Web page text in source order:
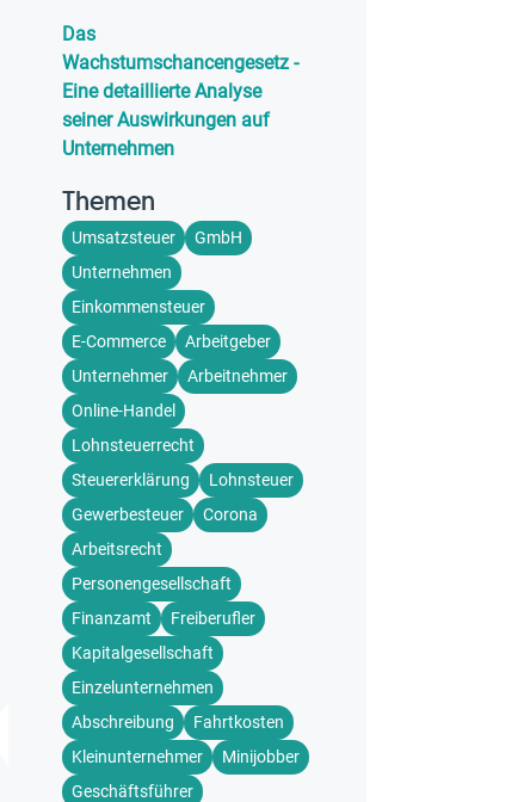
Das
Wachstumschancengesetz -
Eine detaillierte Analyse
seiner Auswirkungen auf
Unternehmen
Themen
Umsatzsteuer
GmbH
Unternehmen
Einkommensteuer
E-Commerce
Arbeitgeber
Unternehmer
Arbeitnehmer
Online-Handel
Lohnsteuerrecht
Steuererklärung
Lohnsteuer
Gewerbesteuer
Corona
Arbeitsrecht
Personengesellschaft
Finanzamt
Freiberufler
Kapitalgesellschaft
Einzelunternehmen
Abschreibung
Fahrtkosten
Kleinunternehmer
Minijobber
Geschäftsführer